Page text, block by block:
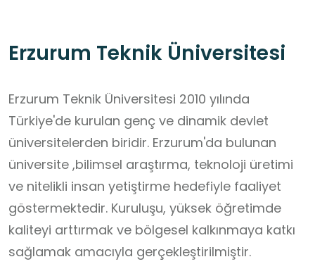
Erzurum Teknik Üniversitesi
Erzurum Teknik Üniversitesi 2010 yılında
Türkiye'de kurulan genç ve dinamik devlet
üniversitelerden biridir. Erzurum'da bulunan
üniversite ,bilimsel araştırma, teknoloji üretimi
ve nitelikli insan yetiştirme hedefiyle faaliyet
göstermektedir. Kuruluşu, yüksek öğretimde
kaliteyi arttırmak ve bölgesel kalkınmaya katkı
sağlamak amacıyla gerçekleştirilmiştir.